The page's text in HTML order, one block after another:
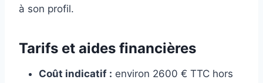
à son profil.
Tarifs et aides financières
Coût indicatif : environ 2600 € TTC hors